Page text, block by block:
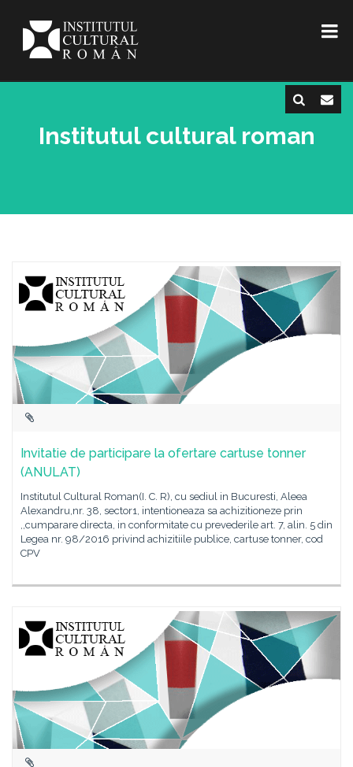
Institutul cultural roman
Invitatie de participare la ofertare cartuse tonner
(ANULAT)
Institutul Cultural Roman(I. C. R), cu sediul in Bucuresti, Aleea
Alexandru,nr. 38, sector1, intentioneaza sa achizitioneze prin
,,cumparare directa, in conformitate cu prevederile art. 7, alin. 5 din
Legea nr. 98/2016 privind achizitiile publice, cartuse tonner, cod
CPV